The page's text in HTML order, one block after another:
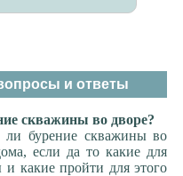
и ответы
скважины во дворе?
ли бурение скважины во
если да то какие для
какие пройти для этого